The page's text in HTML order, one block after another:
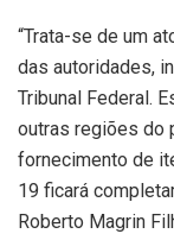
“Trata-se de um
das autoridades,
Tribunal Federal.
outras regiões do
fornecimento de
19 ficará
Roberto Magrin